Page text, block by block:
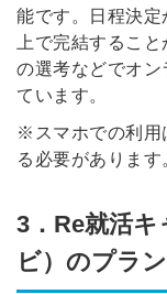
能です。日程決
上で完結するこ
の選考などでオ
ています。
※スマホでの利用
る必要があります
3．Re就活
ビ）のプラ